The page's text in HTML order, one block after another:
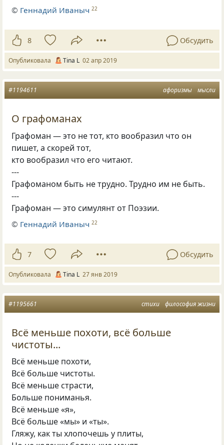
© Геннадий Иваныч 22
8 Обсудить
Опубликовала Tina L 02 апр 2019
афоризмы мысли
#1194611
О графоманах
Графоман — это не тот, кто вообразил что он
пишет, а скорей тот,
кто вообразил что его читают.
---
Графоманом быть не трудно. Трудно им не быть.
---
Графоман — это симулянт от Поэзии.
© Геннадий Иваныч 22
7 Обсудить
Опубликовала Tina L 27 янв 2019
стихи философия жизни
#1195661
Всё меньше похоти, всё больше
чистоты...
Всё меньше похоти,
Всё больше чистоты.
Всё меньше страсти,
Больше пониманья.
Всё меньше«я»,
Всё больше«мы» и «ты».
Гляжу, как ты хлопочешь у плиты,